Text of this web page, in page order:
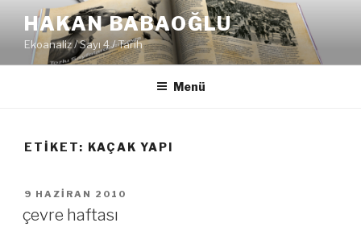
HAKAN BABAOĞLU
Ekoanaliz / Sayı 4 / Tarih
Menü
ETIKET: KAÇAK YAPI
YAYIM
9 HAZIRAN 2010
çevre haftası